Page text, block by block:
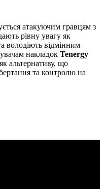
атакуючим гравцям з
рівну увагу як
володіють відмінним
накладок Tenergy
як альтернативу, що
та контролю на